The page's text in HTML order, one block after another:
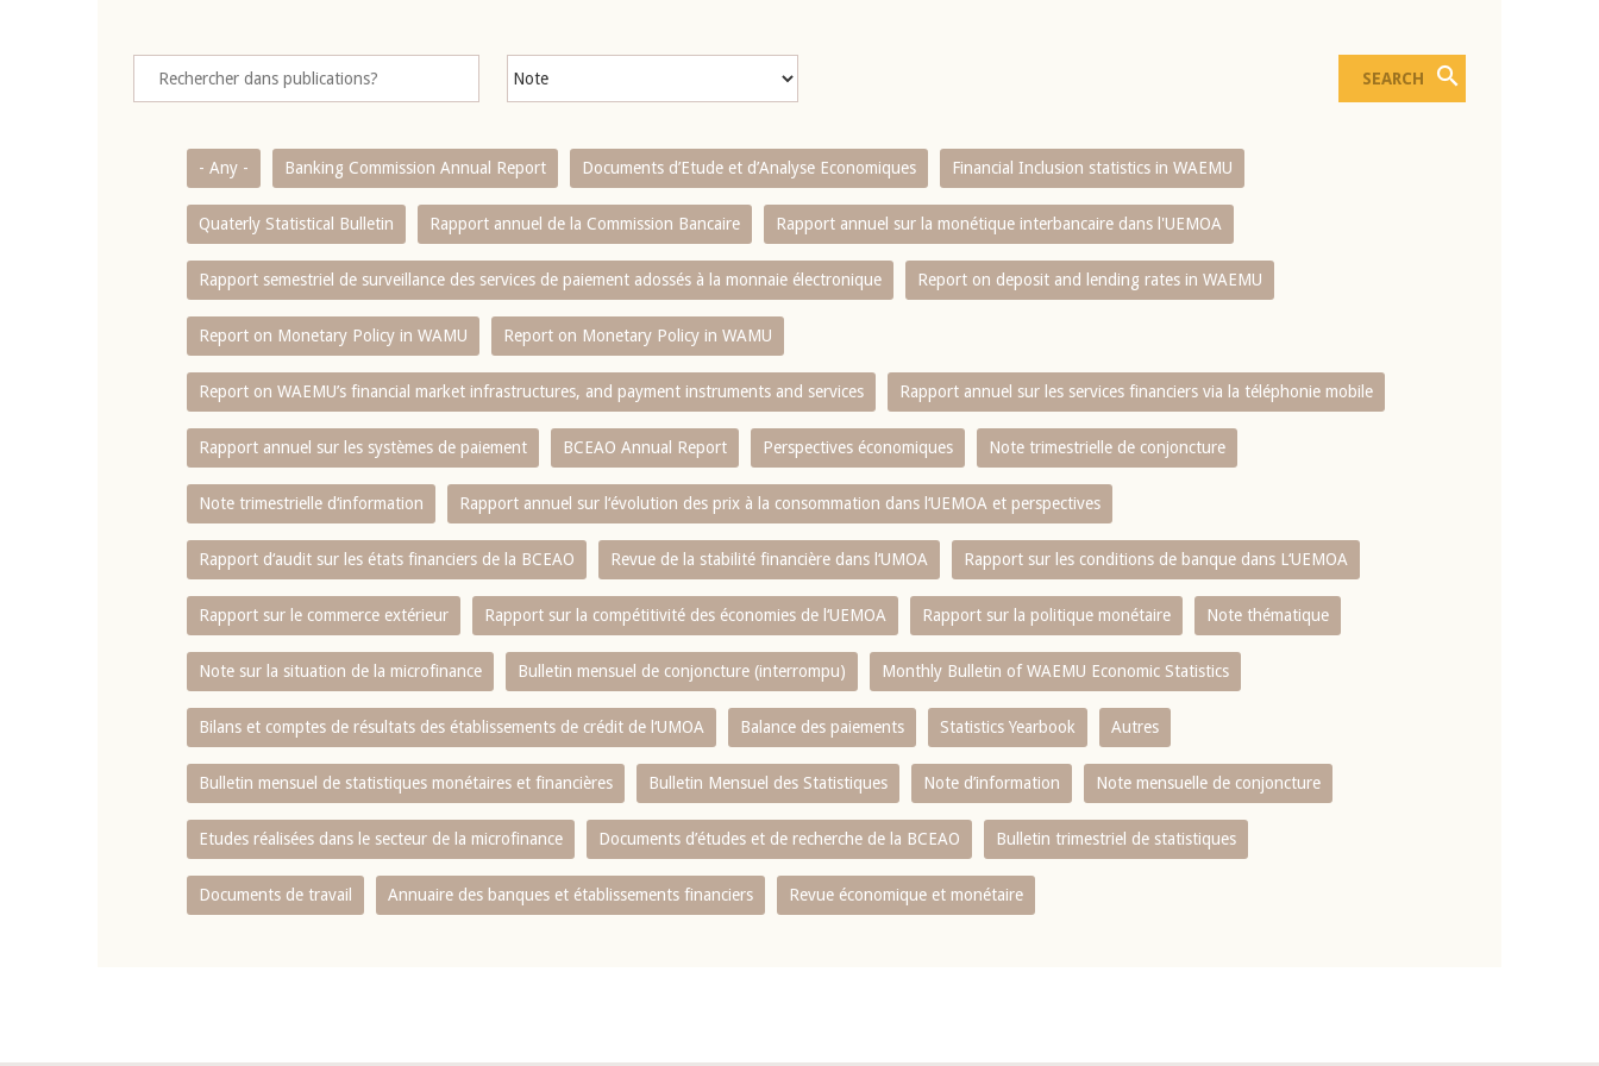
- Any - Banking Commission Annual Report Documents d’Etude et d’Analyse Economiques Financial Inclusion statistics in WAEMU
Quaterly Statistical Bulletin Rapport annuel de la Commission Bancaire Rapport annuel sur la monétique interbancaire dans l'UEMOA
Rapport semestriel de surveillance des services de paiement adossés à la monnaie électronique Report on deposit and lending rates in WAEMU
Report on Monetary Policy in WAMU Report on Monetary Policy in WAMU
Report on WAEMU’s financial market infrastructures, and payment instruments and services Rapport annuel sur les services financiers via la téléphonie mobile
Rapport annuel sur les systèmes de paiement BCEAO Annual Report Perspectives économiques Note trimestrielle de conjoncture
Note trimestrielle d‘information Rapport annuel sur l‘évolution des prix à la consommation dans l‘UEMOA et perspectives
Rapport d‘audit sur les états financiers de la BCEAO Revue de la stabilité financière dans l‘UMOA Rapport sur les conditions de banque dans L‘UEMOA
Rapport sur le commerce extérieur Rapport sur la compétitivité des économies de l‘UEMOA Rapport sur la politique monétaire Note thématique
Note sur la situation de la microfinance Bulletin mensuel de conjoncture (interrompu) Monthly Bulletin of WAEMU Economic Statistics
Bilans et comptes de résultats des établissements de crédit de l‘UMOA Balance des paiements Statistics Yearbook Autres
Bulletin mensuel de statistiques monétaires et financières Bulletin Mensuel des Statistiques Note d’information Note mensuelle de conjoncture
Etudes réalisées dans le secteur de la microfinance Documents d’études et de recherche de la BCEAO Bulletin trimestriel de statistiques
Documents de travail Annuaire des banques et établissements financiers Revue économique et monétaire